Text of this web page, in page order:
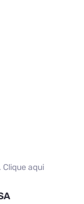
Clique aqui